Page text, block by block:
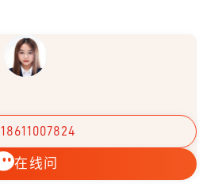
18611007824
在线问